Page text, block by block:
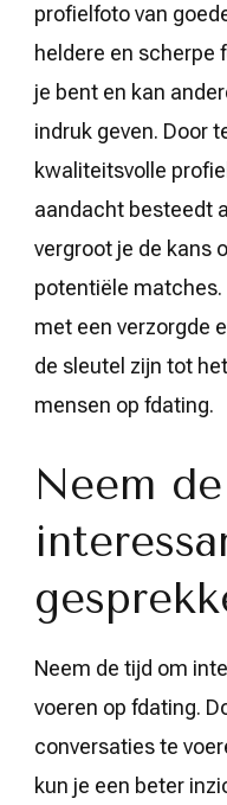
profielfoto van
heldere en scherpe
je bent en kan
indruk geven. Door
kwaliteitsvolle
aandacht besteedt
vergroot je de kans
potentiële matches.
met een verzorgde
de sleutel zijn tot
mensen op fdating.
Neem
Neem de tijd om
voeren op fdating.
conversaties te
kun je een beter